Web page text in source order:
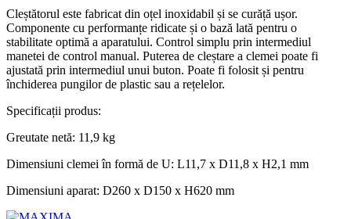
Cleștătorul este fabricat din oțel inoxidabil și se curăță ușor.
Componente cu performanțe ridicate și o bază lată pentru o
stabilitate optimă a aparatului. Control simplu prin intermediul
manetei de control manual. Puterea de cleștare a clemei poate fi
ajustată prin intermediul unui buton. Poate fi folosit și pentru
închiderea pungilor de plastic sau a rețelelor.
Specificații produs:
Greutate netă: 11,9 kg
Dimensiuni clemei în formă de U: L11,7 x D11,8 x H2,1 mm
Dimensiuni aparat: D260 x D150 x H620 mm